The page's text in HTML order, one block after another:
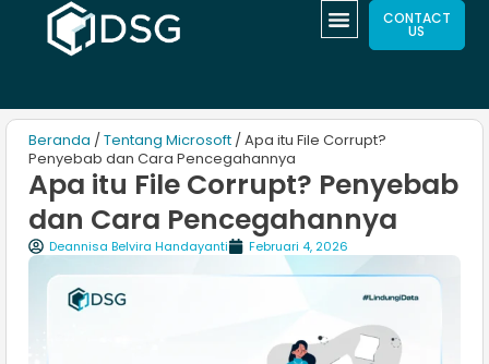
CONTACT
US
Beranda / Tentang Microsoft / Apa itu File Corrupt?
Penyebab dan Cara Pencegahannya
Apa itu File Corrupt? Penyebab
dan Cara Pencegahannya
Deannisa Belvira Handayanti Februari 4, 2026